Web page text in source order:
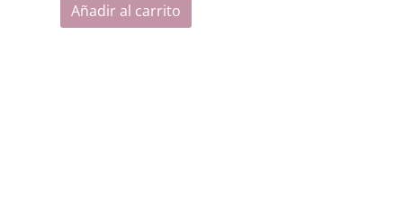
Añadir al carrito